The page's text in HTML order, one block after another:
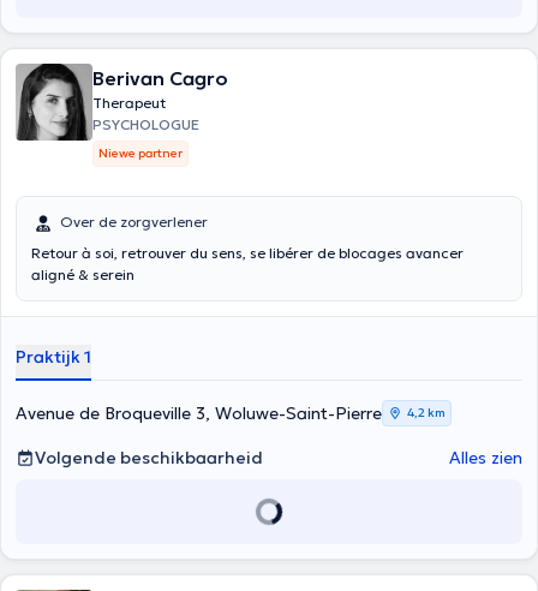
Berivan Cagro
Therapeut
PSYCHOLOGUE
Niewe partner
Over de zorgverlener
Retour à soi, retrouver du sens, se libérer de blocages avancer
aligné & serein
Praktijk 1
Avenue de Broqueville 3, Woluwe-Saint-Pierre 4,2 km
Volgende beschikbaarheid Alles zien